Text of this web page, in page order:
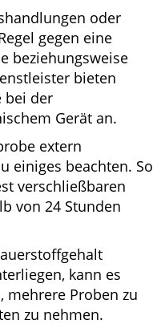
oder
gegen eine
beziehungsweise
bieten
bei der
Gerät an.
extern
einiges beachten. So
verschließbaren
von 24 Stunden
kann es
mehrere Proben zu
zu nehmen.